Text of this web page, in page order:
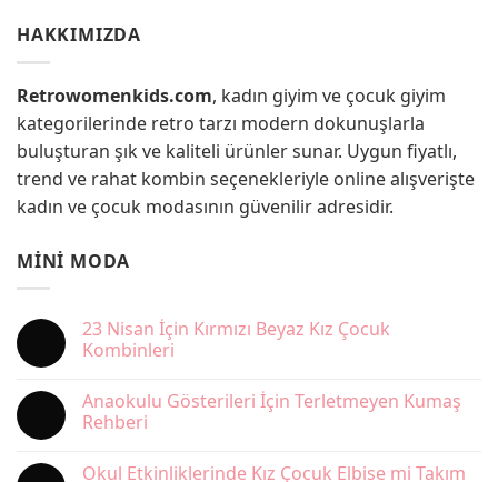
HAKKIMIZDA
Retrowomenkids.com, kadın giyim ve çocuk giyim
kategorilerinde retro tarzı modern dokunuşlarla
buluşturan şık ve kaliteli ürünler sunar. Uygun fiyatlı,
trend ve rahat kombin seçenekleriyle online alışverişte
kadın ve çocuk modasının güvenilir adresidir.
MINI MODA
23 Nisan İçin Kırmızı Beyaz Kız Çocuk
Kombinleri
23
Nisan
İçin
Kız
Anaokulu Gösterileri İçin Terletmeyen Kumaş
Rehberi
Anaokulu
Okul Etkinliklerinde Kız Çocuk Elbise mi Takım